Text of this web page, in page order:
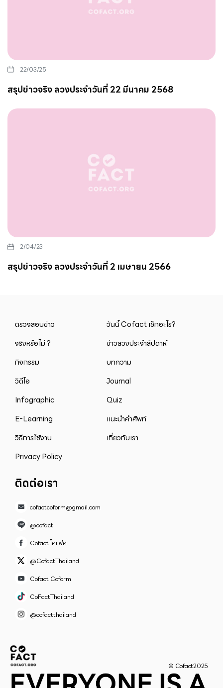
22/03/25
สรุปข่าวจริง ลวงประจำวันที่ 22 มีนาคม 2568
2/04/23
สรุปข่าวจริง ลวงประจำวันที่ 2 เมษายน 2566
ตรวจสอบข่าว
วันนี้ Cofact เช็กอะไร?
จริงหรือไม่ ?
ข่าวลวงประจำสัปดาห์
กิจกรรม
บทความ
วิดีโอ
Journal
Infographic
Quiz
E-Learning
แนะนำคำศัพท์
วิธีการใช้งาน
เกี่ยวกับเรา
Privacy Policy
ติดต่อเรา
cofactcoform@gmail.com
@cofact
Cofact โคแฟค
@CofactThailand
Cofact Coform
CoFactThailand
@cofactthailand
© Cofact2025